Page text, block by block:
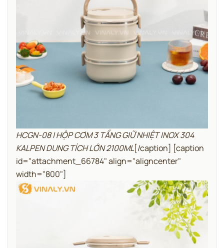
HCGN-08 | HỘP CƠM 3 TẦNG GIỮ NHIỆT INOX 304
KALPEN DUNG TÍCH LỚN 2100ML[/caption] [caption
id="attachment_66784" align="aligncenter"
width="800"]